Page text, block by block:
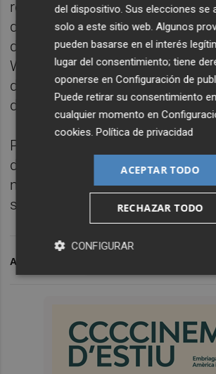
referencia para Europa, se
del Ibex en 108,18 dólares, con
del 1,41%, mientras que el
WTI, de referencia para Estados
descendía un 0,69%, hasta los
dólares.
Por último, la cotización del
dólar se colocaba en 1,0794
mientras que la prima de riesgo
sitúa en 91,9 puntos básicos.
ARCHIVADO EN
del dispositivo. Sus elecciones se
solo a este sitio web. Algunos
pueden basarse en el interés
lugar del consentimiento; tiene
oponerse enConfiguración de
Puede retirar su consentimiento en
cualquier momento en
cookies .Política de privacidad
ACEPTAR TODO
RECHAZAR TODO
CONFIGURAR